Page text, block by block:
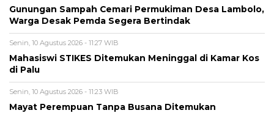
Gunungan Sampah Cemari Permukiman Desa Lambolo,
Warga Desak Pemda Segera Bertindak
Senin, 10 Agustus 2026 - 11:27 WIB
Mahasiswi STIKES Ditemukan Meninggal di Kamar Kos
di Palu
Senin, 10 Agustus 2026 - 11:23 WIB
Mayat Perempuan Tanpa Busana Ditemukan